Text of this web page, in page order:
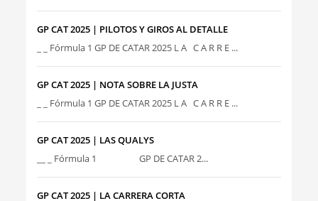
GP CAT 2025 | PILOTOS Y GIROS AL DETALLE
_ _ Fórmula 1 GP DE CATAR 2025 L A C A R R E ...
GP CAT 2025 | NOTA SOBRE LA JUSTA
_ _ Fórmula 1 GP DE CATAR 2025 L A C A R R E ...
GP CAT 2025 | LAS QUALYS
__ _ Fórmula 1 GP DE CATAR 2...
GP CAT 2025 | LA CARRERA CORTA